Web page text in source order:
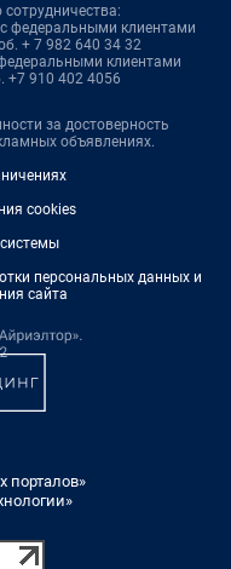
федеральными клиентами
+ 7 982 640 34 32
клиентами
+7 910 402 4056
за достоверность
объявлениях.
cookies
персональных данных и
сайта
порталов»